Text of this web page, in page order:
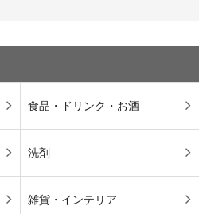
食品・ドリンク・お酒
洗剤
雑貨・インテリア